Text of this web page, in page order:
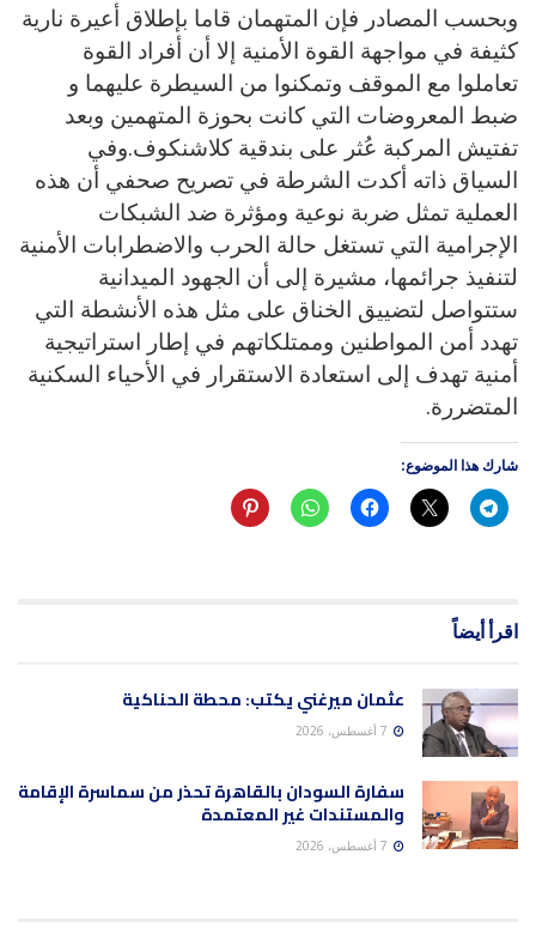
وبحسب المصادر فإن المتهمان قاما بإطلاق أعيرة نارية
كثيفة في مواجهة القوة الأمنية إلا أن أفراد القوة
تعاملوا مع الموقف وتمكنوا من السيطرة عليهما و
ضبط المعروضات التي كانت بحوزة المتهمين وبعد
تفتيش المركبة عُثر على بندقية كلاشنكوف.وفي
السياق ذاته أكدت الشرطة في تصريح صحفي أن هذه
العملية تمثل ضربة نوعية ومؤثرة ضد الشبكات
الإجرامية التي تستغل حالة الحرب والاضطرابات الأمنية
لتنفيذ جرائمها، مشيرة إلى أن الجهود الميدانية
ستتواصل لتضييق الخناق على مثل هذه الأنشطة التي
تهدد أمن المواطنين وممتلكاتهم في إطار استراتيجية
أمنية تهدف إلى استعادة الاستقرار في الأحياء السكنية
المتضررة.
شارك هذا الموضوع:
اقرأ أيضاً
عثمان ميرغني يكتب: محطة الحناكية
سفارة السودان بالقاهرة تحذر من سماسرة الإقامة
والمستندات غير المعتمدة